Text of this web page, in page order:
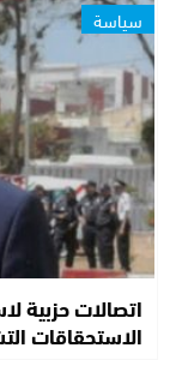
سياسة
اتصالات حزبية
الاستحقاقات